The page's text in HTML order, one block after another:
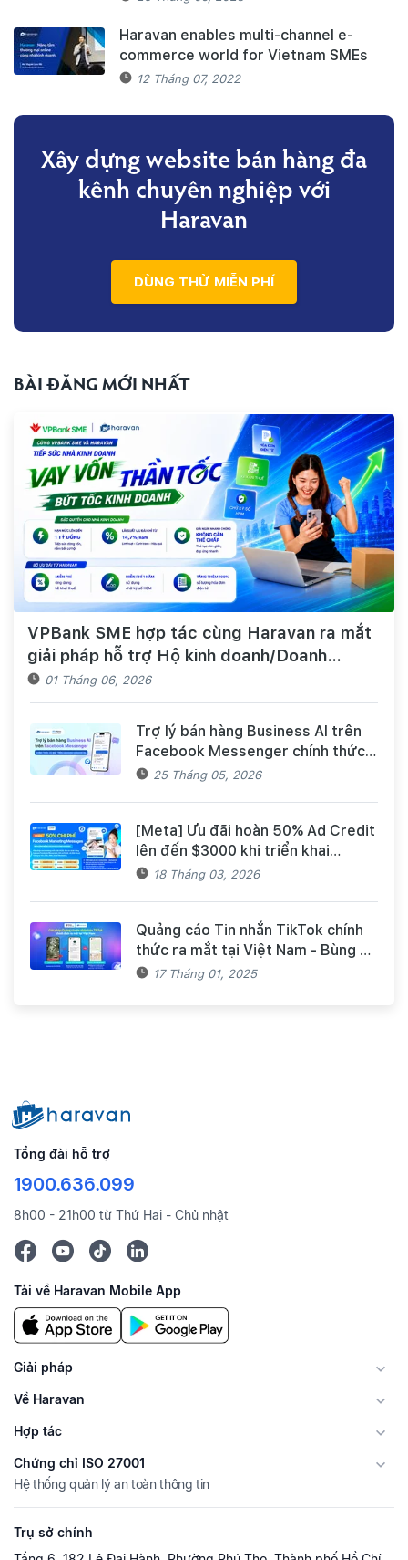
Haravan enables multi-channel e-
commerce world for Vietnam SMEs
12 Tháng 07, 2022
Xây dựng website bán hàng đa
kênh chuyên nghiệp với
Haravan
DÙNG THỬ MIỄN PHÍ
BÀI ĐĂNG MỚI NHẤT
VPBank SME hợp tác cùng Haravan ra mắt
giải pháp hỗ trợ Hộ kinh doanh/Doanh
nghiệp tiếp cận nguồn vốn và quản lý thuế,
hóa đơn điện tử hiệu quả
01 Tháng 06, 2026
Trợ lý bán hàng Business AI trên
Facebook Messenger chính thức
có mặt trên Haravan Harasocial
25 Tháng 05, 2026
[Meta] Ưu đãi hoàn 50% Ad Credit
lên đến $3000 khi triển khai
Facebook Marketing Messages
18 Tháng 03, 2026
Quảng cáo Tin nhắn TikTok chính
thức ra mắt tại Việt Nam - Bùng nổ
doanh số mùa Tết cùng TikTok và
17 Tháng 01, 2025
Tổng đài hỗ trợ
1900.636.099
8h00 - 21h00 từ Thứ Hai - Chủ nhật
Tải về Haravan Mobile App
Giải pháp
Về Haravan
Hợp tác
Chứng chỉ ISO 27001
Hệ thống quản lý an toàn thông tin
Trụ sở chính